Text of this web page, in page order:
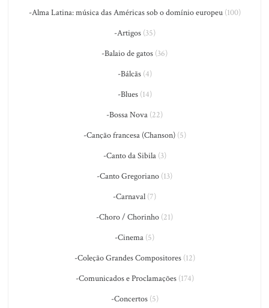
-Alma Latina: música das Américas sob o domínio europeu(100)
-Artigos(35)
-Balaio de gatos (36)
-Bálcãs(4)
-Blues(14)
-Bossa Nova (22)
-Canção francesa (Chanson)(5)
-Canto da Sibila(3)
-Canto Gregoriano (13)
-Carnaval (7)
-Choro / Chorinho (21)
-Cinema (5)
-Coleção Grandes Compositores(12)
-Comunicados e Proclamações(174)
-Concertos(5)